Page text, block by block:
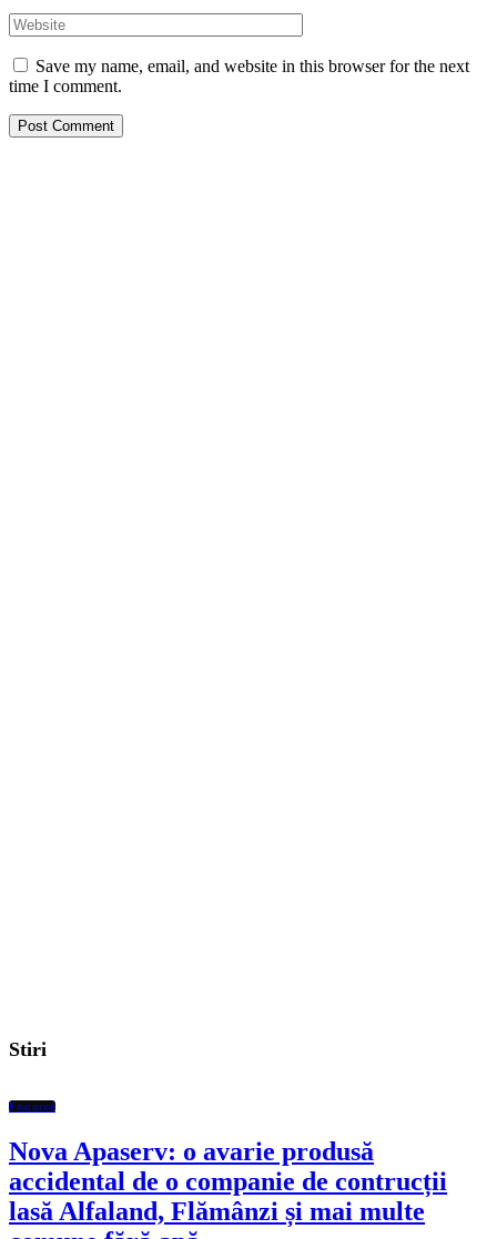
Save my name, email, and website in this browser for the next
time I comment.
Stiri
Featured
Nova Apaserv: o avarie produsă
accidental de o companie de contrucții
lasă Alfaland, Flămânzi și mai multe